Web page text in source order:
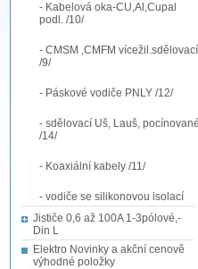
- Kabelová oka-CU,Al,Cupal
podl. /10/
- CMSM ,CMFM vícežil.sdělovací
/9/
- Páskové vodiče PNLY /12/
- sdělovací Uš, Lauš, pocínované
/14/
- Koaxiální kabely /11/
- vodiče se silikonovou isolací
Jističe 0,6 až 100A 1-3pólové,-
Din L
Elektro Novinky a akční cenově
výhodné položky